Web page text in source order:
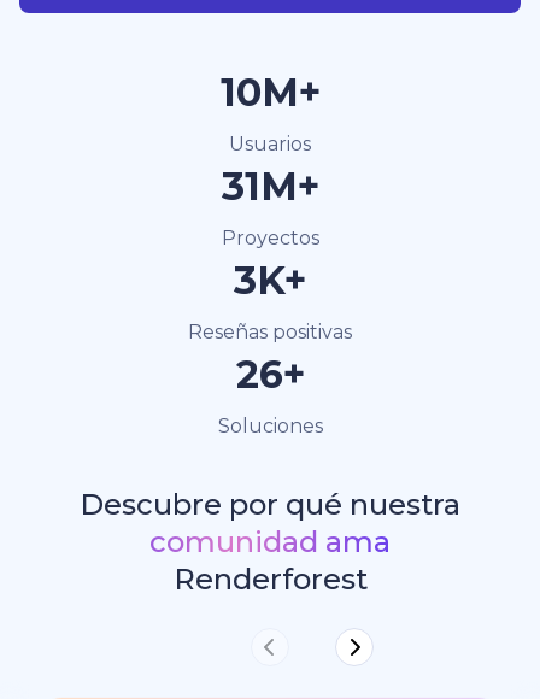
40M+
Usuarios
120M+
Proyectos
15K+
Reseñas positivas
100+
Soluciones
Descubre por qué nuestra
comunidad ama
Renderforest